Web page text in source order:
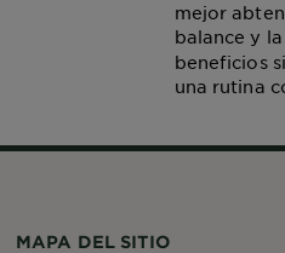
mejor
balance y
beneficios
una rutina
MAPA DEL SITIO